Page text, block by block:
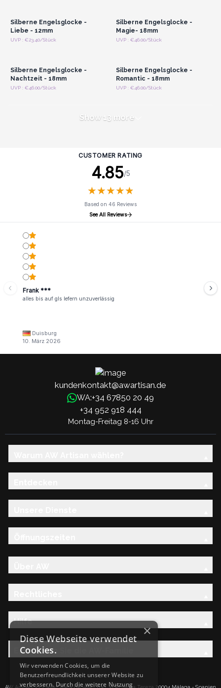
Silberne Engelsglocke -
Liebe - 12mm
UVP : €23.40/Stück
Silberne Engelsglocke -
Magie- 18mm
UVP : €46.00/Stück
Anmelden oder
Silberne Engelsglocke -
Nachtzeit - 18mm
UVP : €46.00/Stück
Anmelden oder
Silberne Engelsglocke -
Romantic - 18mm
UVP : €46.00/Stück
Show 13 more
CUSTOMER RATING
4.85/5
★★★★★
★★★★★
Based on 46 Reviews
See All Reviews
Frank ***
alles bis auf gls lefern unzuverlässig
Duisburg
10. März 2026
kundenkontakt@awartisan.de
WA:+34 67850 20 49
+34 952 918 444
Montag-Freitag 8-16 Uhr
Hilfe
Entdecken Sie die AW-Familie
×
Diese Webseite verwendet
Cookies.
Wir verwenden Cookies, um die
Benutzerfreundlichkeit unserer Website zu
verbessern. Durch die weitere Nutzung